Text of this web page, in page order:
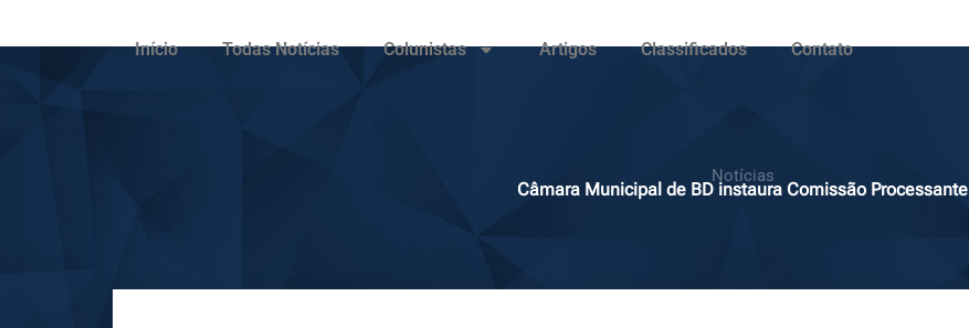
Início Todas Notícias Colunistas Artigos Classificados Contato
Notícias
Câmara Municipal de BD instaura Comissão Processante